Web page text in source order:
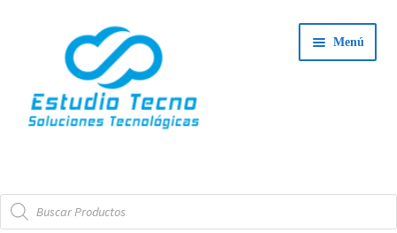
navegación
contenido
Menú
Tienda
Búsqueda
de
productos